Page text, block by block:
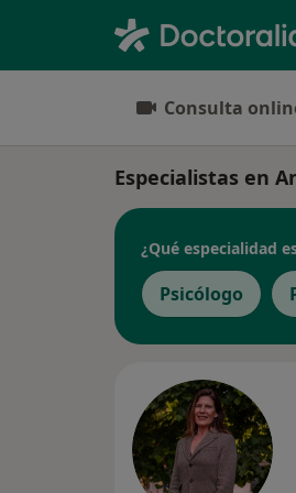
Consulta
Especialistas en
¿Qué especialidad
Psicólogo